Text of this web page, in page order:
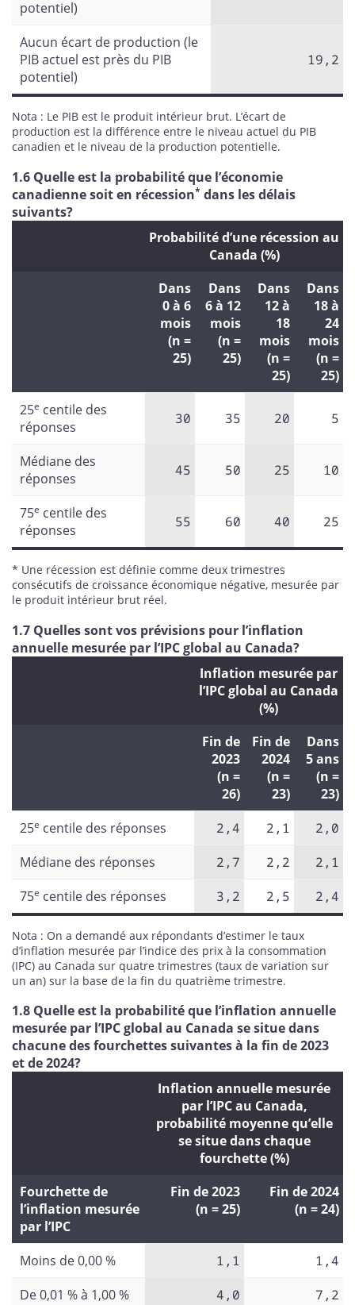
potentiel)
Aucun écart de production (le
PIB actuel est près du PIB
potentiel)
19,2
Nota : Le PIB est le produit intérieur brut. L’écart de
production est la différence entre le niveau actuel du PIB
canadien et le niveau de la production potentielle.
1.6 Quelle est la probabilité que l’économie
canadienne soit en récession* dans les délais
suivants?
Probabilité d’une récession au
Canada (%)
Dans
0 à 6
mois
(n =
25)
Dans
6 à 12
mois
(n =
25)
Dans
12 à
18
mois
(n =
25)
Dans
18 à
24
mois
(n =
25)
25e centile des
réponses
30 35 20 5
Médiane des
réponses
45 50 25 10
75e centile des
réponses
55 60 40 25
* Une récession est définie comme deux trimestres
consécutifs de croissance économique négative, mesurée par
le produit intérieur brut réel.
1.7 Quelles sont vos prévisions pour l’inflation
annuelle mesurée par l’IPC global au Canada?
Inflation mesurée par
l’IPC global au Canada
(%)
Fin de
2023
(n =
26)
Fin de
2024
(n =
23)
Dans
5 ans
(n =
23)
25e centile des réponses 2,4 2,1
2,0
Médiane des réponses
2,7 2,2
2,1
75e centile des réponses 3,2 2,5 2,4
Nota : On a demandé aux répondants d’estimer le taux
d’inflation mesurée par l’indice des prix à la consommation
(IPC) au Canada sur quatre trimestres (taux de variation sur
un an) sur la base de la fin du quatrième trimestre.
1.8 Quelle est la probabilité que l’inflation annuelle
mesurée par l’IPC global au Canada se situe dans
chacune des fourchettes suivantes à la fin de 2023
et de 2024?
Inflation annuelle mesurée
par l’IPC au Canada,
probabilité moyenne qu’elle
se situe dans chaque
fourchette (%)
Fourchette de
l’inflation mesurée
par l’IPC
Fin de 2023
(n = 25)
Fin de 2024
(n = 24)
Moins de 0,00 % 1,1
1,4
De 0,01 % à 1,00 %
4,0
7,2